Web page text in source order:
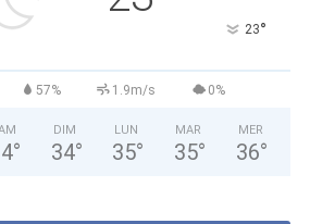
23°
57% 1.9m/s 0%
°
DIM
34°
LUN
35°
MAR
35°
MER
36°